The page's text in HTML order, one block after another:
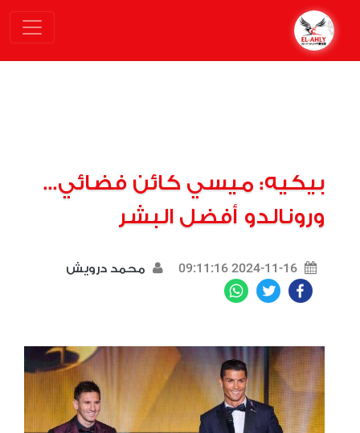
بيكيه: ميسي كائن فضائي...
ورونالدو أفضل البشر
2024-11-16 09:11:16 محمد درويش
Facebook
Twitter